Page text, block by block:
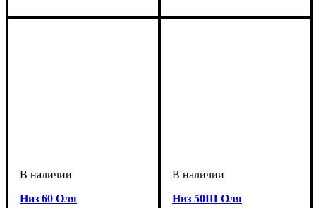
Низ 60 Оля Низ 50Ш Оля